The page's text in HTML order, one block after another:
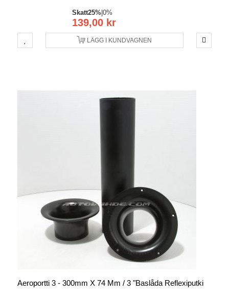
139,00 kr
Skatt25%| 0%
LÄGG I KUNDVAGNEN
Aeroportti 3 - 300mm X 74 Mm / 3 "baslåda Reflexiputki